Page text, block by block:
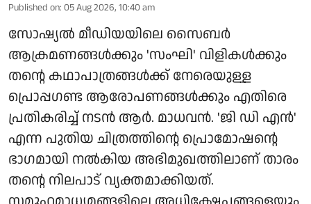
Published on: 05 Aug 2026, 10:40 am
സോഷ്യൽ മീഡിയയിലെ സൈബർ
ആക്രമണങ്ങൾക്കും 'സംഘി' വിളികൾക്കും
തന്റെ കഥാപാത്രങ്ങൾക്ക് നേരെയുള്ള
പ്രൊപ്പഗണ്ട ആരോപണങ്ങൾക്കും എതിരെ
പ്രതികരിച്ച് നടൻ ആർ. മാധവൻ. 'ജി ഡി എൻ'
എന്ന പുതിയ ചിത്രത്തിന്റെ പ്രൊമോഷന്റെ
ഭാഗമായി നൽകിയ അഭിമുഖത്തിലാണ് താരം
തന്റെ നിലപാട് വ്യക്തമാക്കിയത്.